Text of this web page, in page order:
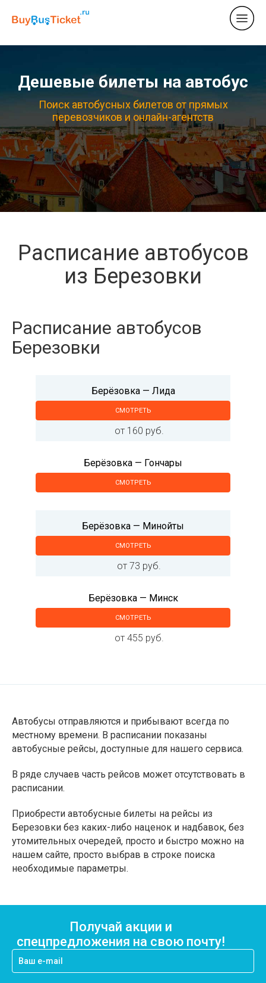
Дешевые билеты на автобус
Поиск автобусных билетов от прямых
перевозчиков и онлайн-агентств
Расписание автобусов
из Березовки
Расписание автобусов
Березовки
Берёзовка — Лида
СМОТРЕТЬ
от 160 руб.
Берёзовка — Гончары
СМОТРЕТЬ
Берёзовка — Минойты
СМОТРЕТЬ
от 73 руб.
Берёзовка — Минск
СМОТРЕТЬ
от 455 руб.
Автобусы отправляются и прибывают всегда по
местному времени. В расписании показаны
автобусные рейсы, доступные для нашего сервиса.
В ряде случаев часть рейсов может отсутствовать в
расписании.
Приобрести автобусные билеты на рейсы из
Березовки без каких-либо наценок и надбавок, без
утомительных очередей, просто и быстро можно на
нашем сайте, просто выбрав в строке поиска
необходимые параметры.
Получай акции и
спецпредложения на свою почту!